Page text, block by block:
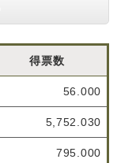
得票数
56.000
5,752.030
795.000